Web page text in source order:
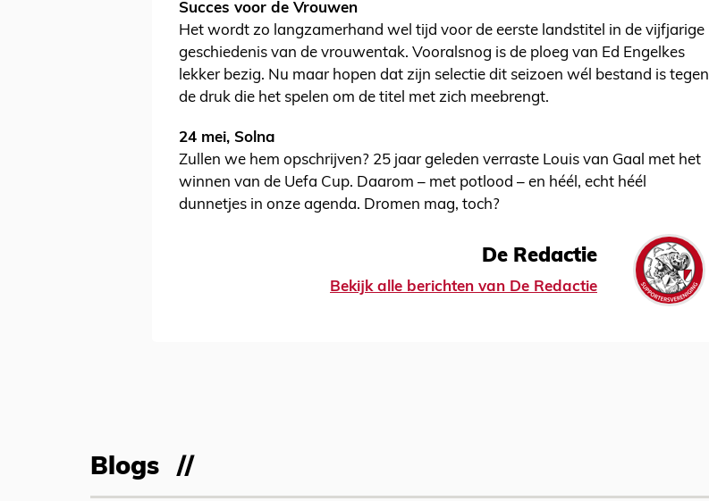
Succes voor de Vrouwen
Het wordt zo langzamerhand wel tijd voor de eerste landstitel in de vijfjarige
geschiedenis van de vrouwentak. Vooralsnog is de ploeg van Ed Engelkes
lekker bezig. Nu maar hopen dat zijn selectie dit seizoen wél bestand is tegen
de druk die het spelen om de titel met zich meebrengt.
24 mei, Solna
Zullen we hem opschrijven? 25 jaar geleden verraste Louis van Gaal met het
winnen van de Uefa Cup. Daarom – met potlood – en héél, echt héél
dunnetjes in onze agenda. Dromen mag, toch?
De Redactie
Bekijk alle berichten van De Redactie
Blogs